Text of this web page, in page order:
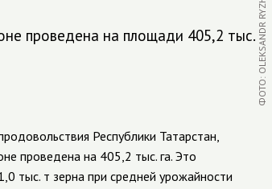
проведена на площади 405,2 тыс.
Республики Татарстан,
проведена на 405,2 тыс. га. Это
тыс. т зерна при средней урожайности